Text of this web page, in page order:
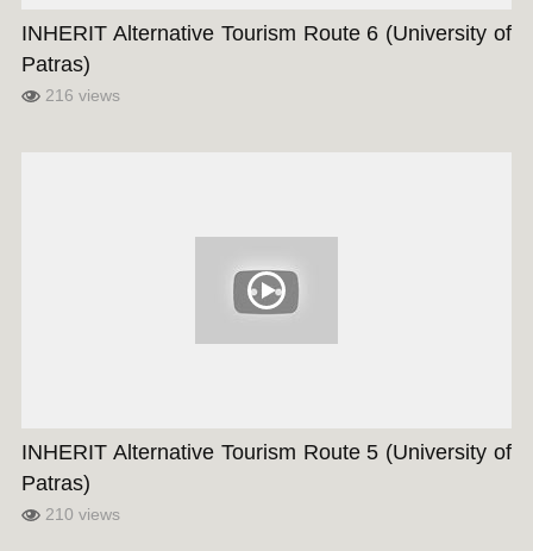
INHERIT Alternative Tourism Route 6 (University of
Patras)
216 views
INHERIT Alternative Tourism Route 5 (University of
Patras)
210 views